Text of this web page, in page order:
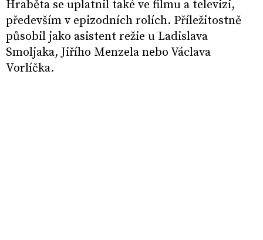
Hraběta se uplatnil také ve filmu a televizi,
především v epizodních rolích. Příležitostně
působil jako asistent režie u Ladislava
Smoljaka, Jiřího Menzela nebo Václava
Vorlíčka.